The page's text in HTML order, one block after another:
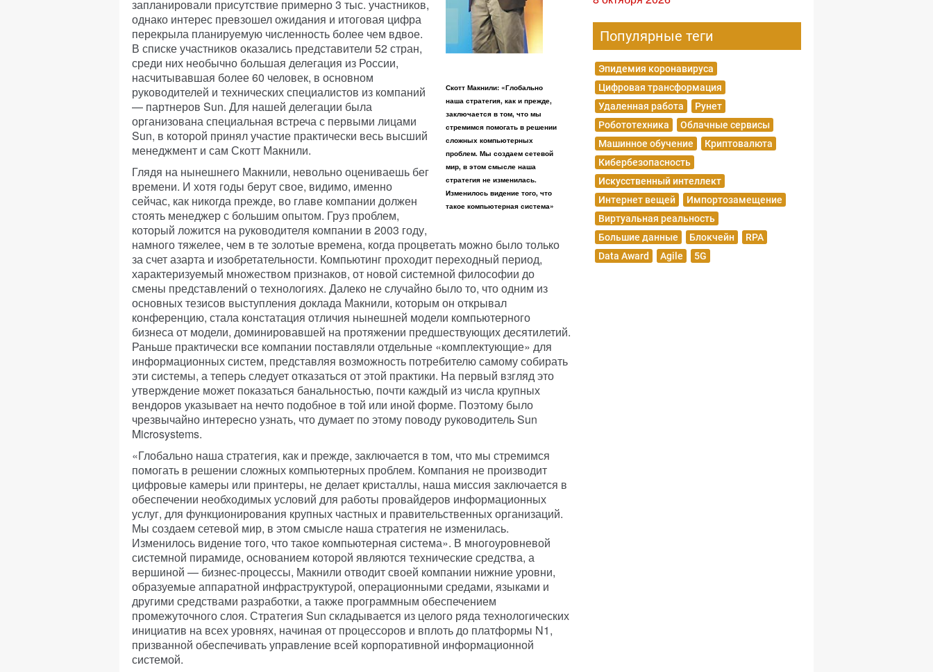
Скотт Макнили: «Глобально
наша стратегия, как и прежде,
заключается в том, что мы
стремимся помогать в решении
сложных компьютерных
проблем. Мы создаем сетевой
мир, в этом смысле наша
стратегия не изменилась.
Изменилось видение того, что
такое компьютерная система»
запланировали присутствие примерно 3 тыс. участников,
однако интерес превзошел ожидания и итоговая цифра
перекрыла планируемую численность более чем вдвое.
В списке участников оказались представители 52 стран,
среди них необычно большая делегация из России,
насчитывавшая более 60 человек, в основном
руководителей и технических специалистов из компаний
— партнеров Sun. Для нашей делегации была
организована специальная встреча с первыми лицами
Sun, в которой принял участие практически весь высший
менеджмент и сам Скотт Макнили.
Глядя на нынешнего Макнили, невольно оцениваешь бег
времени. И хотя годы берут свое, видимо, именно
сейчас, как никогда прежде, во главе компании должен
стоять менеджер с большим опытом. Груз проблем,
который ложится на руководителя компании в 2003 году,
намного тяжелее, чем в те золотые времена, когда процветать можно было только
за счет азарта и изобретательности. Компьютинг проходит переходный период,
характеризуемый множеством признаков, от новой системной философии до
смены представлений о технологиях. Далеко не случайно было то, что одним из
основных тезисов выступления доклада Макнили, которым он открывал
конференцию, стала констатация отличия нынешней модели компьютерного
бизнеса от модели, доминировавшей на протяжении предшествующих десятилетий.
Раньше практически все компании поставляли отдельные «комплектующие» для
информационных систем, представляя возможность потребителю самому собирать
эти системы, а теперь следует отказаться от этой практики. На первый взгляд это
утверждение может показаться банальностью, почти каждый из числа крупных
вендоров указывает на нечто подобное в той или иной форме. Поэтому было
чрезвычайно интересно узнать, что думает по этому поводу руководитель Sun
Microsystems.
«Глобально наша стратегия, как и прежде, заключается в том, что мы стремимся
помогать в решении сложных компьютерных проблем. Компания не производит
цифровые камеры или принтеры, не делает кристаллы, наша миссия заключается в
обеспечении необходимых условий для работы провайдеров информационных
услуг, для функционирования крупных частных и правительственных организаций.
Мы создаем сетевой мир, в этом смысле наша стратегия не изменилась.
Изменилось видение того, что такое компьютерная система». В многоуровневой
системной пирамиде, основанием которой являются технические средства, а
вершиной — бизнес-процессы, Макнили отводит своей компании нижние уровни,
образуемые аппаратной инфраструктурой, операционными средами, языками и
другими средствами разработки, а также программным обеспечением
промежуточного слоя. Стратегия Sun складывается из целого ряда технологических
инициатив на всех уровнях, начиная от процессоров и вплоть до платформы N1,
призванной обеспечивать управление всей корпоративной информационной
системой.
Популярные теги
Эпидемия коронавируса
Цифровая трансформация
Удаленная работа
Рунет
Робототехника
Облачные сервисы
Машинное обучение
Криптовалюта
Кибербезопасность
Искусственный интеллект
Интернет вещей
Импортозамещение
Виртуальная реальность
Большие данные
Блокчейн
RPA
Data Award
Agile 5G